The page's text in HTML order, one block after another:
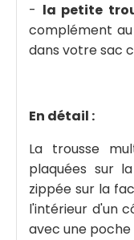
- la petite
complément
dans votre sac
En détail :
La trousse
plaquées sur
zippée sur la
l'intérieur d'un
avec une